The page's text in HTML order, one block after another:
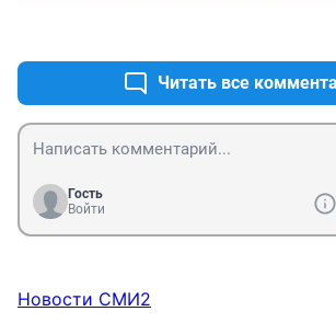
Читать все
Гость
Войти
Новости СМИ2